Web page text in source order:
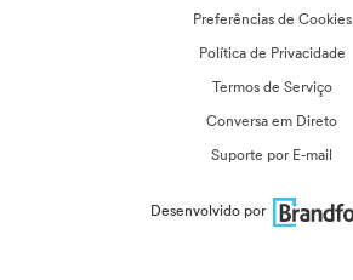
Preferências de Cookies
Política de Privacidade
Termos de Serviço
Conversa em Direto
Suporte por E-mail
Desenvolvido por